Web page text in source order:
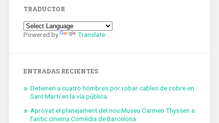
TRADUCTOR
Powered by Translate
ENTRADAS RECIENTES
Detienen a cuatro hombres por robar cables de cobre en
Sant Martí en la vía pública
Aprovat el planejament del nou Museu Carmen Thyssen a
l’antic cinema Comèdia de Barcelona